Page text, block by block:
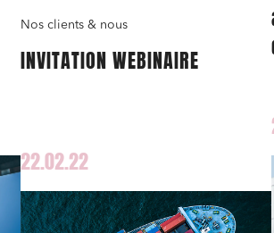
Nos clients & nous
INVITATION WEBINAIRE
22.02.22